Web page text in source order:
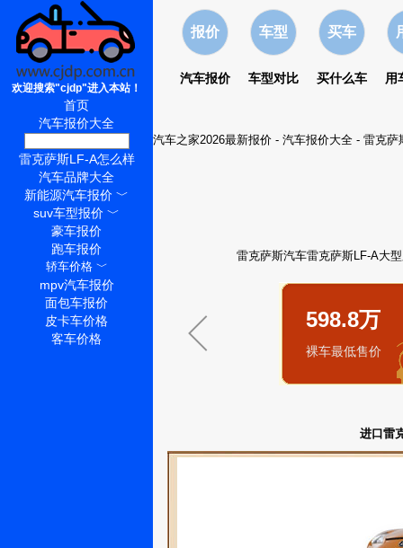
报价
汽车报价
车型
车型对比
买车
买什么车 用
汽车之家2026最新报价 - 汽车报价大全 - 雷克萨
雷克萨斯汽车雷克萨斯LF-A大
598.8万
裸车最低售价
进口雷
欢迎搜索"cjdp"进入本站！
首页
汽车报价大全
雷克萨斯LF-A怎么样
汽车品牌大全
新能源汽车报价 ﹀
suv车型报价 ﹀
豪车报价
跑车报价
轿车价格﹀
mpv汽车报价
面包车报价
皮卡车价格
客车价格